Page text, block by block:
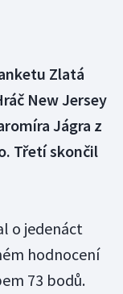
Zlatá
New Jersey
Jágra z
Třetí skončil
o jedenáct
hodnocení
73 bodů.